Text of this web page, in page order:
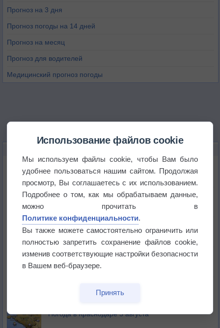
Прогноз на 3 дня
Прогноз погоды на 14 дней
Прогноз на месяц
Прогноз для водителей
Медицинский прогноз погоды
Дневная температура воздуха в ОАЭ превысила
+51°
Европейские столицы бьют рекорды жары
Впервые за 155 лет в Лондоне в течение месяца
не выпадал дождь
Лето продолжит щедро раздавать своё тепло!
Погода в Краснодаре 5 августа
Использование файлов cookie
Мы используем файлы cookie, чтобы Вам было
удобнее пользоваться нашим сайтом. Продолжая
просмотр, Вы соглашаетесь с их использованием.
Подробнее о том, как мы обрабатываем данные,
можно прочитать в
Политике конфиденциальности.
Вы также можете самостоятельно ограничить или
полностью запретить сохранение файлов cookie,
изменив соответствующие настройки безопасности
в Вашем веб-браузере.
Принять